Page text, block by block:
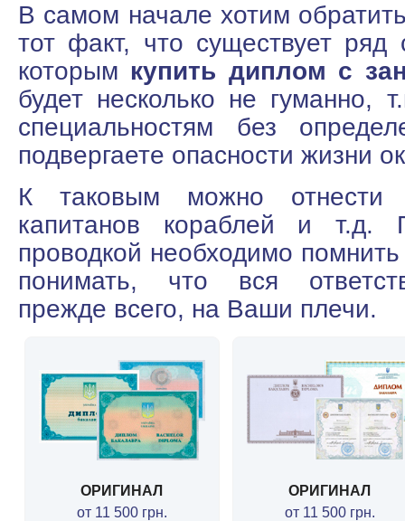
В самом начале хотим
тот факт, что существует ряд
которым купить диплом с
будет несколько не гуманно,
специальностям без
подвергаете опасности жизни
К таковым можно отнести
капитанов кораблей и т.д.
проводкой необходимо
понимать, что вся
прежде всего, на Ваши плечи.
ОРИГИНАЛ
от 11 500 грн.
ОРИГИНАЛ
от 11 500 грн.